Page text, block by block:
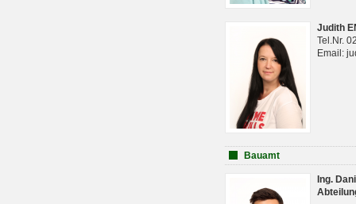
Judith
Tel.Nr.
Email:
Bauamt
Ing.